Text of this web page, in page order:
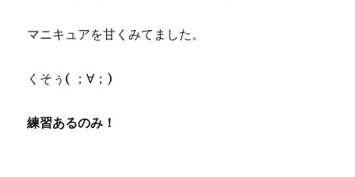
マニキュアを甘くみてました。
くそぅ( ；∀；)
練習あるのみ！